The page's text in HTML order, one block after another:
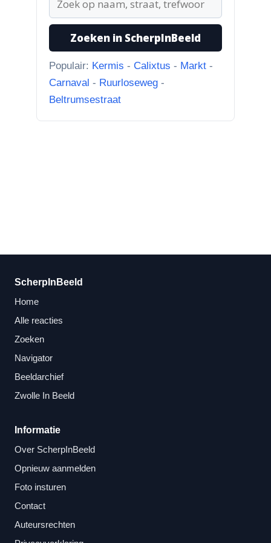
deze foto is genomen, maar ik...”
Zoeken in ScherpInBeeld
Populair: Kermis - Calixtus - Markt -
Carnaval - Ruurloseweg -
Beltrumsestraat
ScherpInBeeld
Home
Alle reacties
Zoeken
Navigator
Beeldarchief
Zwolle In Beeld
Informatie
Over ScherpInBeeld
Opnieuw aanmelden
Foto insturen
Contact
Auteursrechten